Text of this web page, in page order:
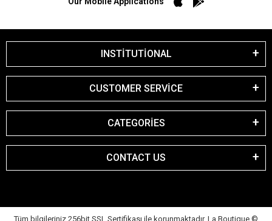
INSTİTUTİONAL
CUSTOMER SERVİCE
CATEGORİES
CONTACT US
Tüm bilgileriniz 256bit SSL Sertifikası ile korunmaktadır. La Boutique ©